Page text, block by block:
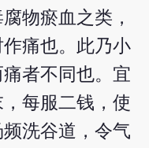
物瘀血之类，
痛也。此乃小
者不同也。宜
每服二钱，使
洗谷道，令气